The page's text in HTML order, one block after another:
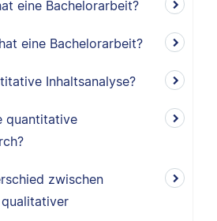
eine Bachelorarbeit?
eine Bachelorarbeit?
Inhaltsanalyse?
quantitative
zwischen